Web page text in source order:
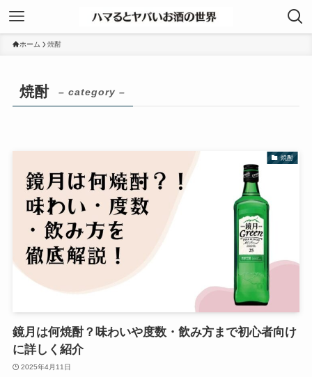
ホーム 焼酎
焼酎 – category –
焼酎
鏡月は何焼酎？味わいや度数・飲み方まで初心者向け
に詳しく紹介
2025年4月11日